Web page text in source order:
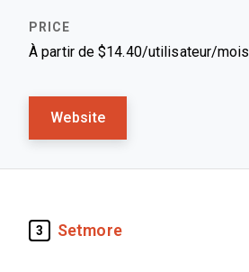
À partir de $14.40/utilisateur/mois
Website
3 Setmore